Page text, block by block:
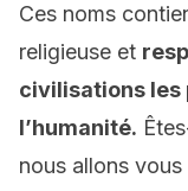
Ces noms
religieuse et
civilisations les
l’humanité.
nous allons